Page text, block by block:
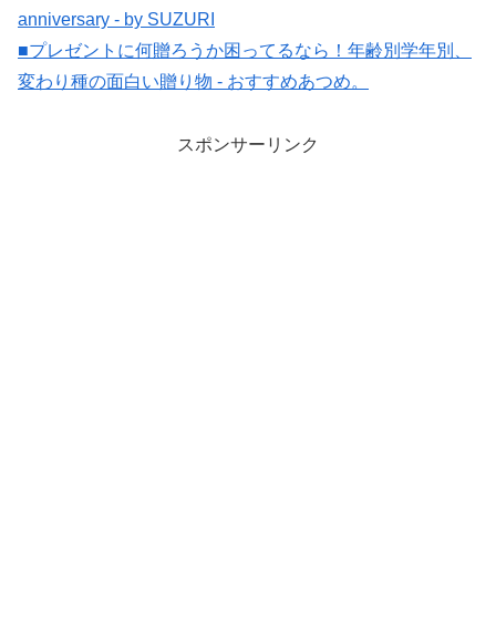
anniversary - by SUZURI
■プレゼントに何贈ろうか困ってるなら！年齢別学年別、
変わり種の面白い贈り物 - おすすめあつめ。
スポンサーリンク